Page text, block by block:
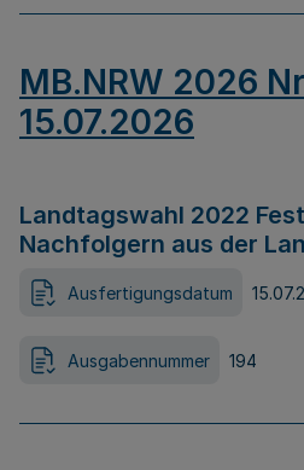
MB.NRW 2026
15.07.2026
Landtagswahl 2022
Nachfolgern aus der
Ausfertigungsdatum
Ausgabennummer 194